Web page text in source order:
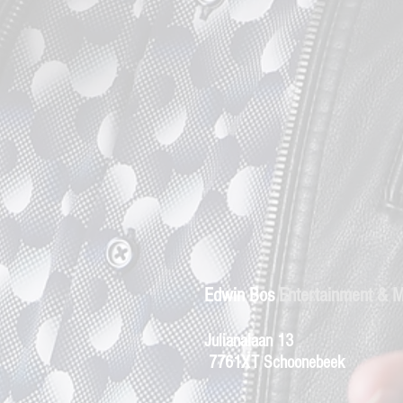
Edwin BosEntertainment &
Julianalaan 13
7761XT Schoonebeek